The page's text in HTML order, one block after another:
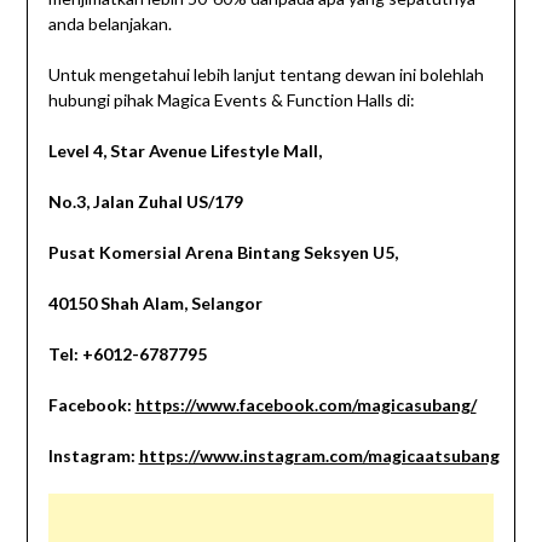
anda belanjakan.
Untuk mengetahui lebih lanjut tentang dewan ini bolehlah
hubungi pihak Magica Events & Function Halls di:
Level 4, Star Avenue Lifestyle Mall,
No.3, Jalan Zuhal US/179
Pusat Komersial Arena Bintang Seksyen U5,
40150 Shah Alam, Selangor
Tel: +6012-6787795
Facebook: https://www.facebook.com/magicasubang/
Instagram: https://www.instagram.com/magicaatsubang